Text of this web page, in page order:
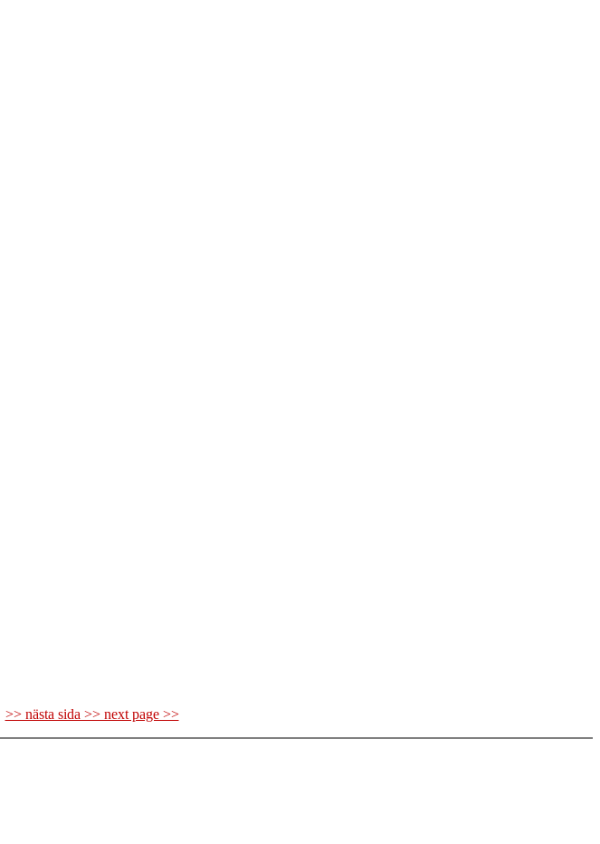
>> nästa sida >> next page >>